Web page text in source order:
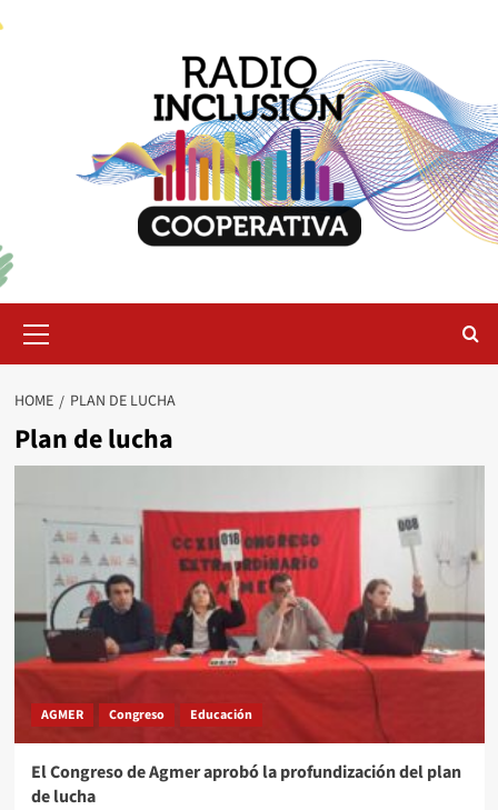
Menu
HOME PLAN DE LUCHA
Plan de lucha
AGMER Congreso Educación
El Congreso de Agmer aprobó la profundización del plan
de lucha